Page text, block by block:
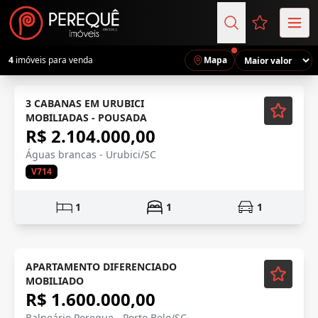
Favoritos
4 imóveis para venda Mapa
Semi-Novo
3 CABANAS EM URUBICI
MOBILIADAS - POUSADA
R$ 2.104.000,00
Águas brancas - Urubici/SC
V714
1 1 1
Mobiliado
APARTAMENTO DIFERENCIADO
MOBILIADO
R$ 1.600.000,00